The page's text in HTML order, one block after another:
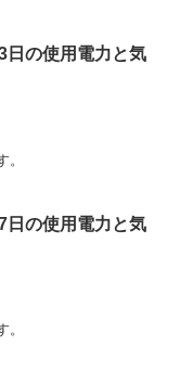
日の使用電力と気
日の使用電力と気